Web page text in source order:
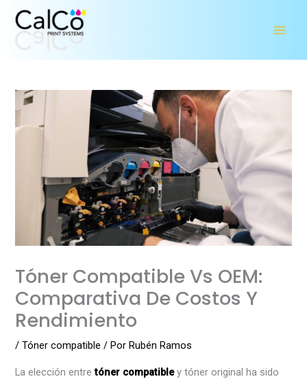
Tóner Compatible Vs OEM:
Comparativa De Costos Y
Rendimiento
/Tóner compatible / Por Rubén Ramos
La elección entretóner compatibley tóner original ha sido